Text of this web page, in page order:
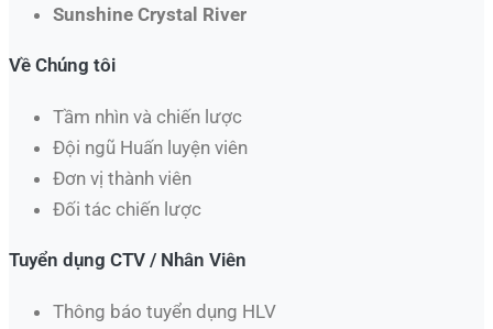
Sunshine Crystal River
Về Chúng tôi
Tầm nhìn và chiến lược
Đội ngũ Huấn luyện viên
Đơn vị thành viên
Đối tác chiến lược
Tuyển dụng CTV / Nhân Viên
Thông báo tuyển dụng HLV